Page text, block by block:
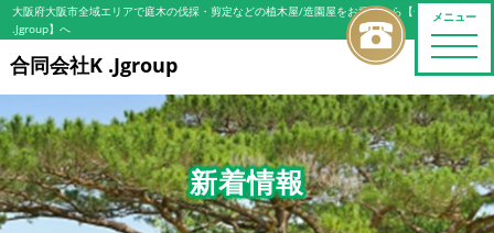
メニュー
toggle
大阪府大阪市全域エリアで庭木の伐採・剪定などの植木屋/造園屋をお探しなら【合同会社K
.Jgroup】へ
合同会社K .Jgroup
新着情報